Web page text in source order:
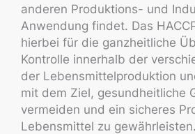
anderen Produktions- und
Anwendung findet. Das
hierbei für die ganzheitliche
Kontrolle innerhalb der
der Lebensmittelproduktion
mit dem Ziel, gesundheitliche
vermeiden und ein sicheres
Lebensmittel zu gewährleisten.